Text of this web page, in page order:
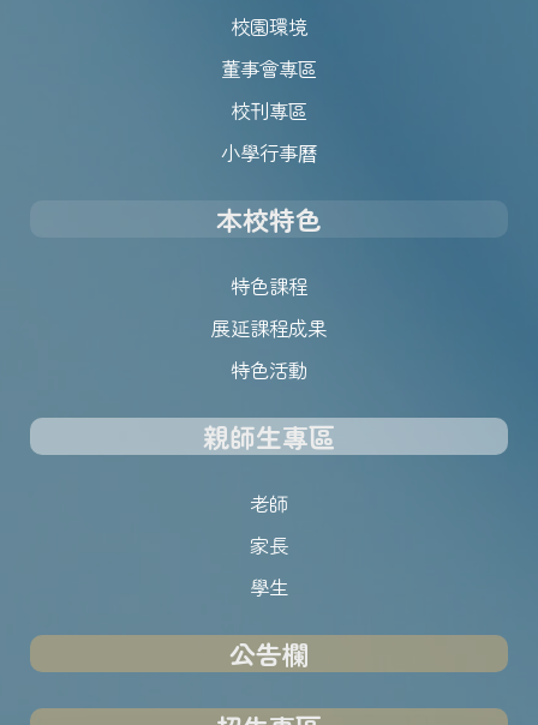
校園環境
董事會專區
校刊專區
小學行事曆
本校特色
特色課程
展延課程成果
特色活動
親師生專區
老師
家長
學生
公告欄